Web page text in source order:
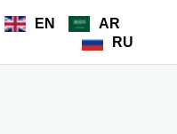
EN
AR
RU